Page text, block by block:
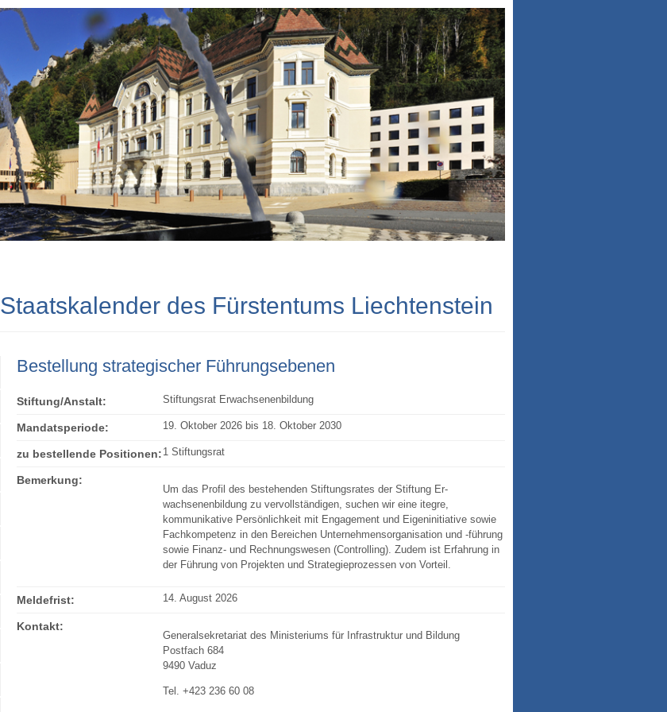
Staatskalender des Fürstentums Liechtenstein
Bestel­lung strategi­scher Füh­rungsebenen
Stiftung/Anstalt: Stiftungsrat Erwachsenenbildung
Mandatsperiode: 19. Oktober 2026 bis 18. Oktober 2030
zu bestellende Positionen: 1 Stiftungsrat
Bemerkung:
Um das Profil des bestehenden Stiftungsrates der Stiftung Er-
wachsenenbildung zu vervollständigen, suchen wir eine itegre,
kommunikative Persönlichkeit mit Engagement und Eigeninitiative sowie
Fachkompetenz in den Bereichen Unternehmensorganisation und -führung
sowie Finanz- und Rechnungswesen (Controlling). Zudem ist Erfahrung in
der Führung von Projekten und Strategieprozessen von Vorteil.
Meldefrist: 14. August 2026
Kontakt:
Generalsekretariat des Ministeriums für Infrastruktur und Bildung
Postfach 684
9490 Vaduz
Tel. +423 236 60 08